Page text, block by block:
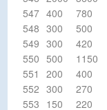
547 400
780
548 300
500
549 300
420
550 500
1150
551
200
400
552 300
270
553 150
220